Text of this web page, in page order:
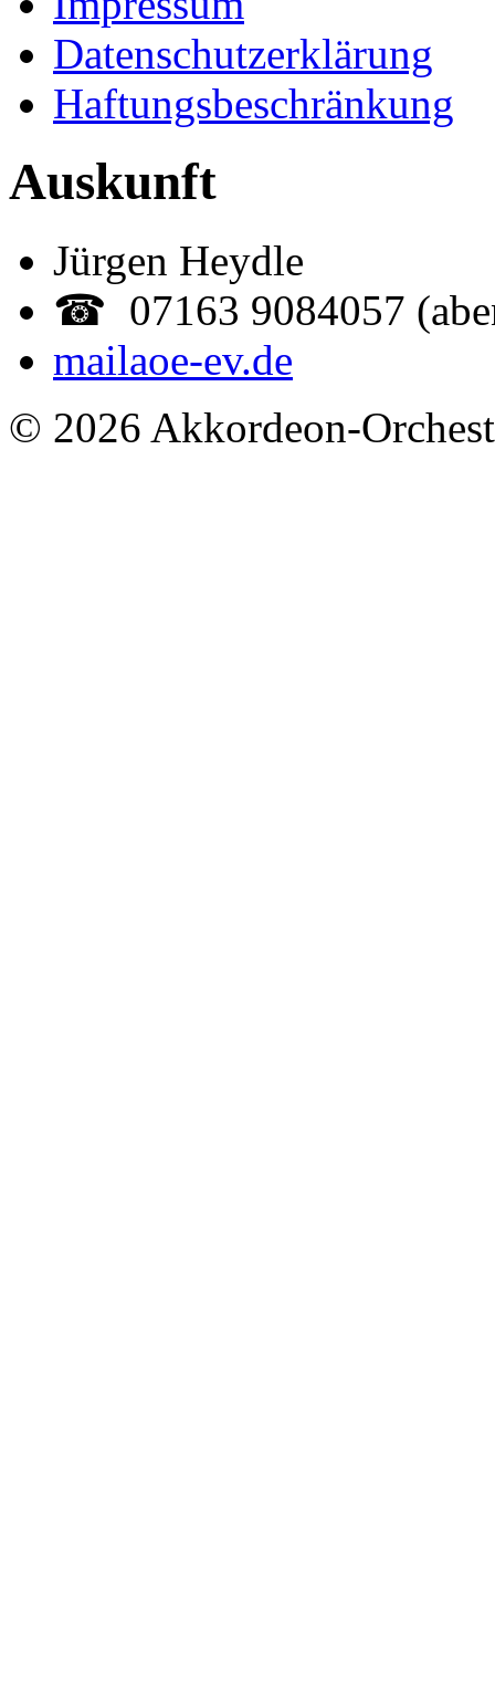
Datenschutzerklärung
Haftungsbeschränkung
Auskunft
Jürgen Heydle
☎ 07163 9084057
mailaoe-ev.de
© 2026 Akkordeon-